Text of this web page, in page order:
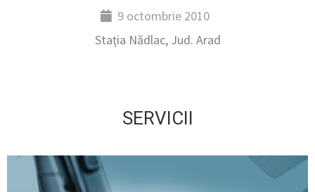
9 octombrie 2010
Stația Nădlac, Jud. Arad
SERVICII